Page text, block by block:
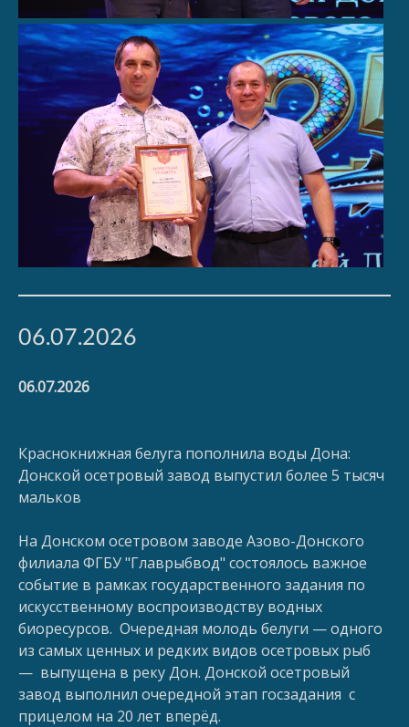
06.07.2026
06.07.2026
Краснокнижная белуга пополнила воды Дона:
Донской осетровый завод выпустил более 5 тысяч
мальков
На Донском осетровом заводе Азово-Донского
филиала ФГБУ "Главрыбвод" состоялось важное
событие в рамках государственного задания по
искусственному воспроизводству водных
биоресурсов. Очередная молодь белуги — одного
из самых ценных и редких видов осетровых рыб
— выпущена в реку Дон. Донской осетровый
завод выполнил очередной этап госзадания с
прицелом на 20 лет вперёд.